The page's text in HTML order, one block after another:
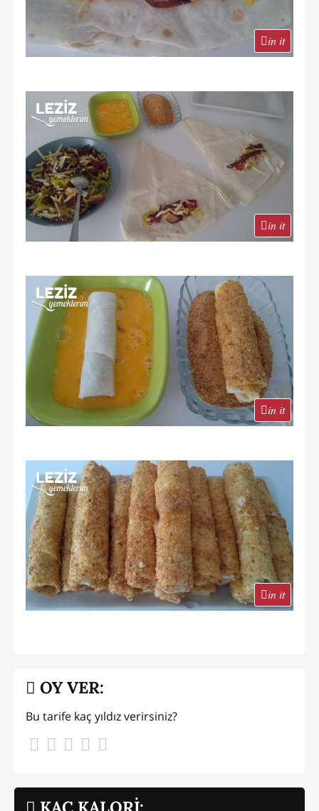
in it
in it
in it
in it
KAÇ KALORİ:
OY VER:
Bu tarife kaç yıldız verirsiniz?